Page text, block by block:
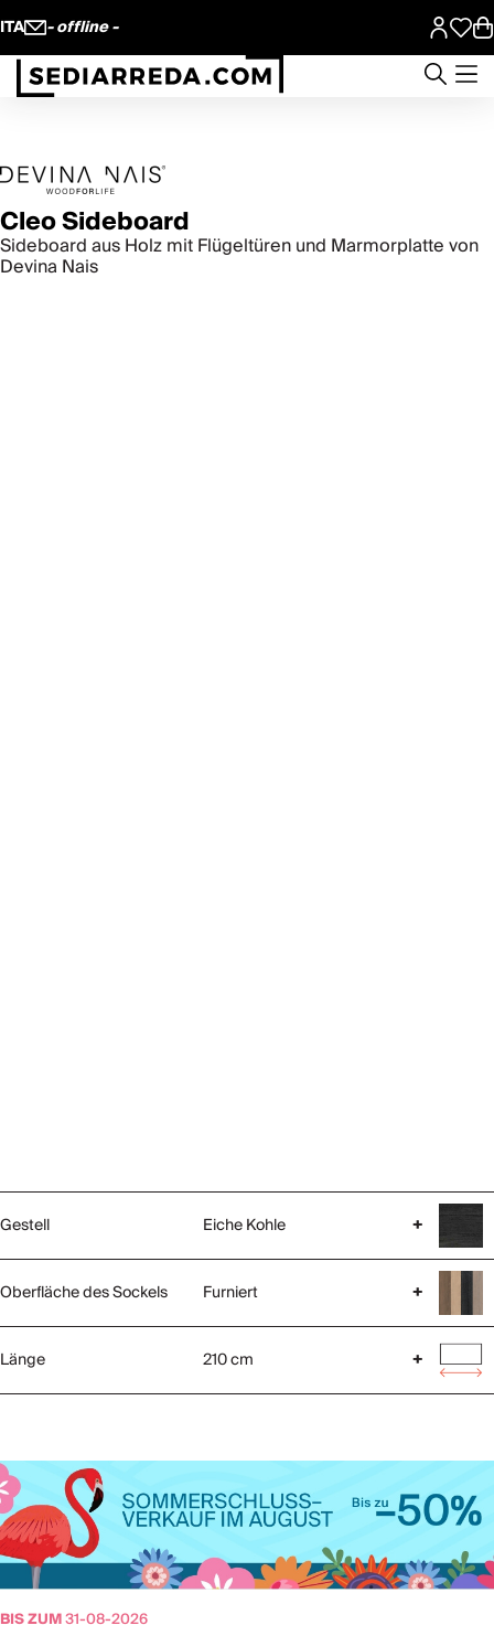
ITA - offline -
Cleo Sideboard
Sideboard aus Holz mit Flügeltüren und Marmorplatte von
Devina Nais
Gestell Eiche Kohle +
Oberfläche des Sockels Furniert +
Länge 210 cm +
BIS ZUM31-08-2026